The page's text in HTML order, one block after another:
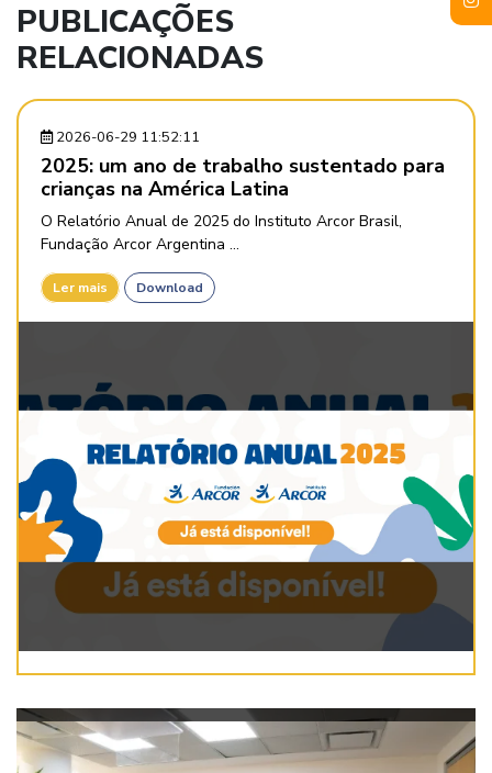
PUBLICAÇÕES
RELACIONADAS
2026-06-29 11:52:11
2025: um ano de trabalho sustentado para
crianças na América Latina
O Relatório Anual de 2025 do Instituto Arcor Brasil,
Fundação Arcor Argentina ...
Ler mais Download